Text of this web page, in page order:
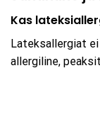
Kas
Lateksallergiat
allergiline,